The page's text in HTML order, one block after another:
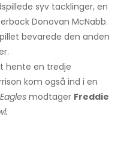
syv tacklinger, en
Donovan McNabb.
bevarede den anden
hente en tredje
kom også ind i en
modtager Freddie